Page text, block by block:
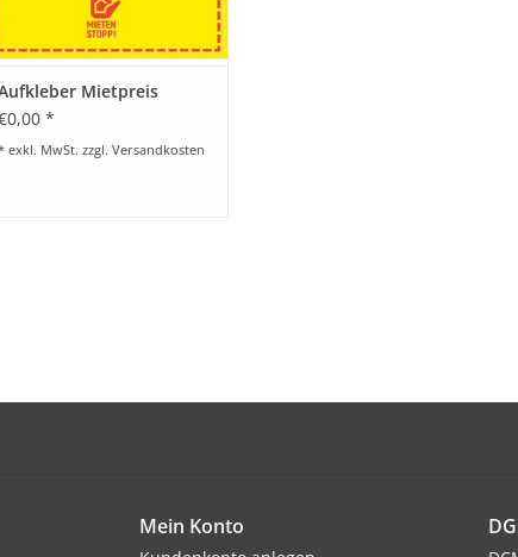
Mietpreis
*
exkl. MwSt. zzgl. Versandkosten
Mein Konto